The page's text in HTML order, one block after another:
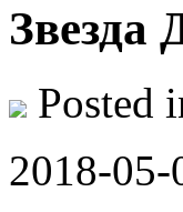
Звезда
Posted
2018-05-